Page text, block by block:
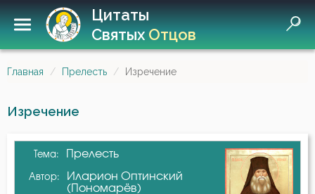
Цитаты
СвятыхОтцов
Главная Прелесть Изречение
Изречение
Тема: Прелесть
Автор:
Иларион Оптинский
(Пономарёв)